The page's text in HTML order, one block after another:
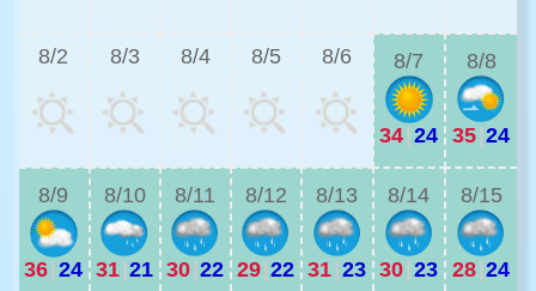
8/2 8/3 8/4 8/5 8/6 8/7
34 24
8/8
35 24
8/9
36 24
8/10
31 21
8/11
30 22
8/12
29 22
8/13
31 23
8/14
30 23
8/15
28 24